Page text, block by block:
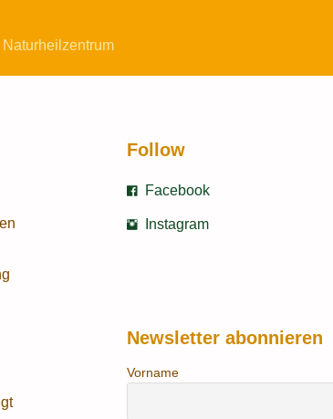
Naturheilzentrum
Follow
Facebook
Instagram
Newsletter abonnieren
Vorname